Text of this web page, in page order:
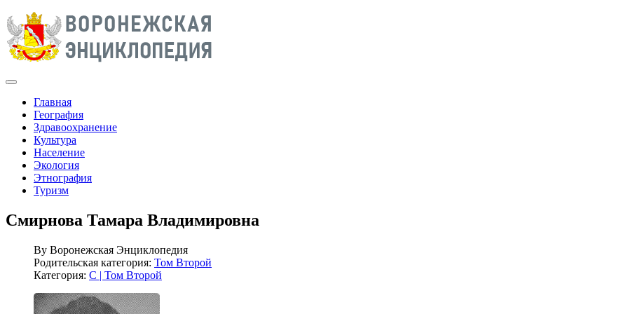
Главная
География
Здравоохранение
Культура
Население
Экология
Этнография
Туризм
Смирнова Тамара Владимировна
By Воронежская Энциклопедия
Родительская категория: Том Второй
Категория: С | Том Второй